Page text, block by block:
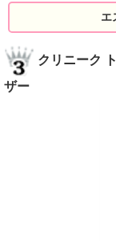
エ
クリニーク
ザー